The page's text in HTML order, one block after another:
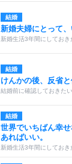
結婚
新婚夫婦にとって、
新婚生活3年間にしておき
結婚
けんかの後、反省
結婚前に確認しておきた
結婚
世界でいちばん幸
あればいい。
新婚生活3年間にしておき